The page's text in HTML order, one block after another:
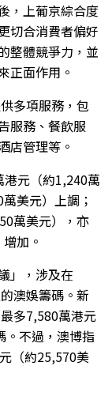
，上葡京綜合度
切合消費者偏好
整體競爭力，並
正面作用。
多項服務，包
服務、餐飲服
店管理等。
元（約1,240萬
美元）上調；
萬美元），亦
加。
」，涉及在
澳娛籌碼。新
多7,580萬港元
。不過，澳博指
（約25,570美